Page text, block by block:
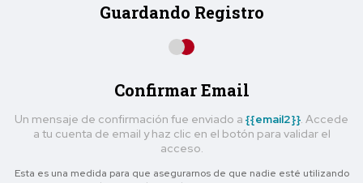
Guardando Registro
Confirmar Email
Un mensaje de confirmación fue enviado a {{email2}}. Accede
a tu cuenta de email y haz clic en el botón para validar el
acceso.
Esta es una medida para que asegurarnos de que nadie esté utilizando